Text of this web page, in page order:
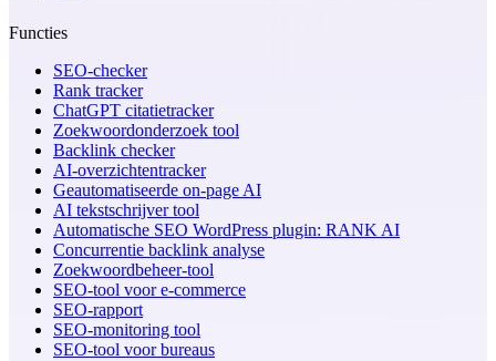
Functies
SEO-checker
Rank tracker
ChatGPT citatietracker
Zoekwoordonderzoek tool
Backlink checker
AI-overzichtentracker
Geautomatiseerde on-page AI
AI tekstschrijver tool
Automatische SEO WordPress plugin: RANK AI
Concurrentie backlink analyse
Zoekwoordbeheer-tool
SEO-tool voor e-commerce
SEO-rapport
SEO-monitoring tool
SEO-tool voor bureaus